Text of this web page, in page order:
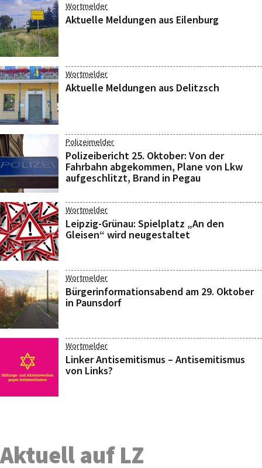
Wortmelder
Aktuelle Meldungen aus Eilenburg
Wortmelder
Aktuelle Meldungen aus Delitzsch
Polizeimelder
Polizeibericht 25. Oktober: Von der
Fahrbahn abgekommen, Plane von Lkw
aufgeschlitzt, Brand in Pegau
Wortmelder
Leipzig-Grünau: Spielplatz „An den
Gleisen“ wird neugestaltet
Wortmelder
Bürgerinformationsabend am 29. Oktober
in Paunsdorf
Wortmelder
Linker Antisemitismus – Antisemitismus
von Links?
Aktuell auf LZ